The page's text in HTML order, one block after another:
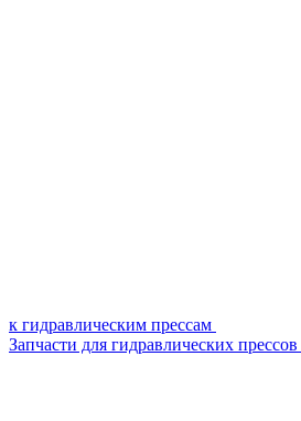
к гидравлическим прессам
Запчасти для гидравлических прессов